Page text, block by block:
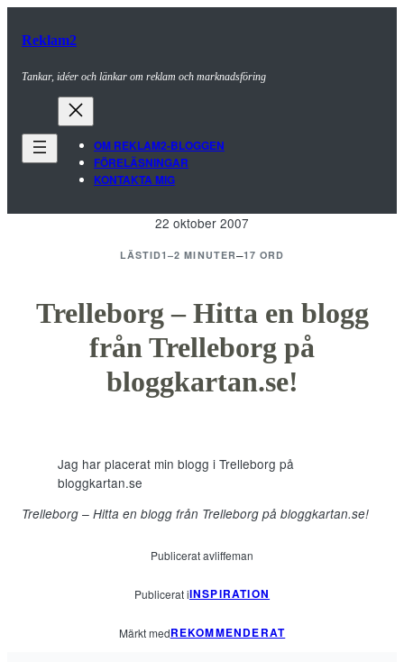
Reklam2
Tankar, idéer och länkar om reklam och marknadsföring
OM REKLAM2-BLOGGEN
FÖRELÄSNINGAR
KONTAKTA MIG
22 oktober 2007
LÄSTID1–2 MINUTER–17 ORD
Trelleborg – Hitta en blogg
från Trelleborg på
bloggkartan.se!
Jag har placerat min blogg i Trelleborg på
bloggkartan.se
Trelleborg – Hitta en blogg från Trelleborg på bloggkartan.se!
Publicerat avliffeman
Publicerat iINSPIRATION
Märkt medREKOMMENDERAT